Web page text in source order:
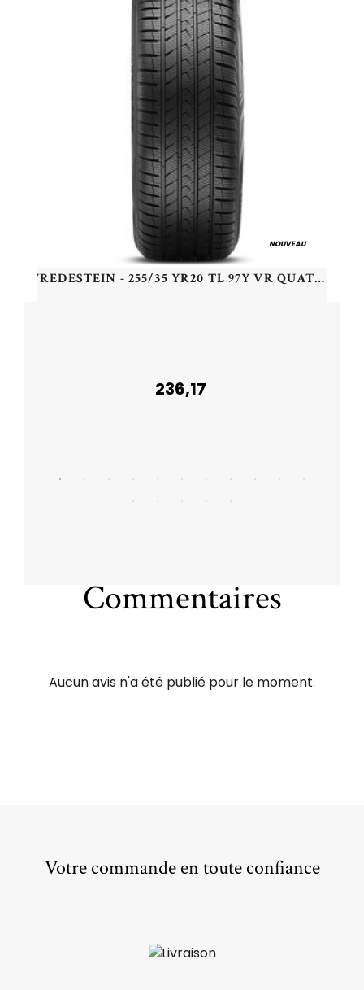
NOUVEAU
VREDESTEIN - 255/35 YR20 TL 97Y VR QUATRAC PRO+ XL - 2553520 - CBB
236,17
Commentaires
Aucun avis n'a été publié pour le moment.
Votre commande en toute confiance